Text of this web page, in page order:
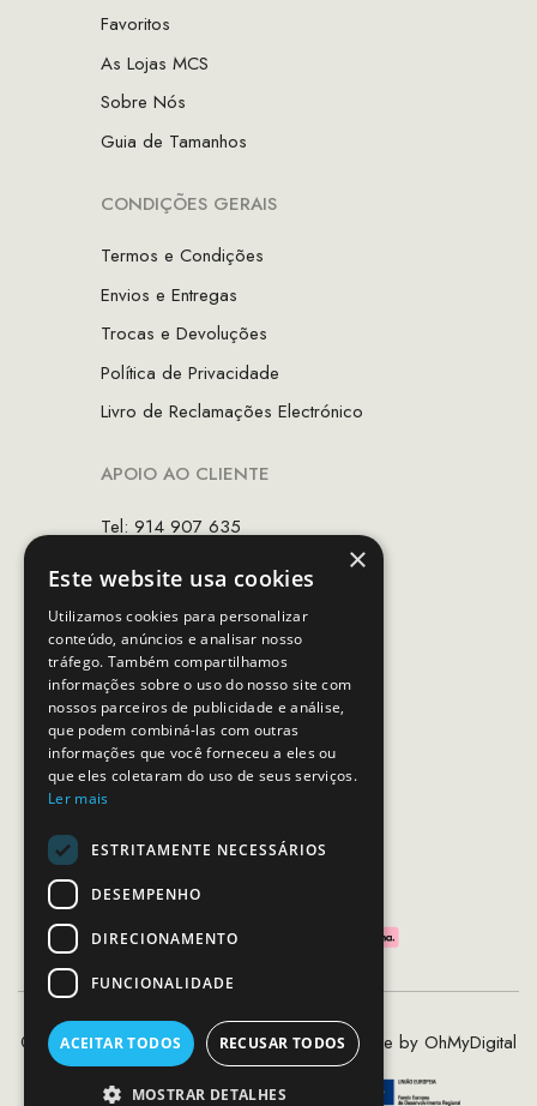
Favoritos
As Lojas MCS
Sobre Nós
Guia de Tamanhos
CONDIÇÕES GERAIS
Termos e Condições
Envios e Entregas
Trocas e Devoluções
Política de Privacidade
Livro de Reclamações Electrónico
APOIO AO CLIENTE
Tel: 914 907 635
apoiocliente@mcs.com.pt
Horário de contacto:
Dias úteis das 10h as 19h
SEGUE-NOS
PAGAMENTOS SEGUROS
©2020 - 2026 MCS - Mob Crew Store | Made by OhMyDigital
×
Este website usa cookies
Utilizamos cookies para personalizar
conteúdo, anúncios e analisar nosso
tráfego. Também compartilhamos
informações sobre o uso do nosso site com
nossos parceiros de publicidade e análise,
que podem combiná-las com outras
informações que você forneceu a eles ou
que eles coletaram do uso de seus serviços.
Ler mais
ESTRITAMENTE NECESSÁRIOS
DESEMPENHO
DIRECIONAMENTO
FUNCIONALIDADE
ACEITAR TODOS RECUSAR TODOS
MOSTRAR DETALHES